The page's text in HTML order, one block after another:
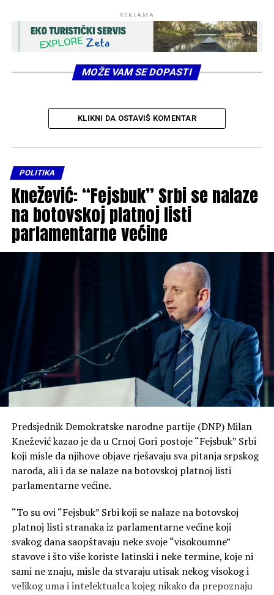
REKLAMA
MOŽE VAM SE DOPASTI
KLIKNI DA OSTAVIŠ KOMENTAR
POLITIKA
Knežević: “Fejsbuk” Srbi se nalaze
na botovskoj platnoj listi
parlamentarne većine
Predsjednik Demokratske narodne partije (DNP) Milan
Knežević kazao je da u Crnoj Gori postoje “Fejsbuk” Srbi
koji misle da njihove objave rješavaju sva pitanja srpskog
naroda, ali i da se nalaze na botovskoj platnoj listi
parlamentarne većine.
“To su ovi “Fejsbuk” Srbi koji se nalaze na botovskoj
platnoj listi stranaka iz parlamentarne većine koji
svakog dana saopštavaju neke svoje “visokoumne”
stavove i što više koriste latinski i neke termine, koje ni
sami ne znaju, misle da stvaraju utisak nekog visokog i
velikog uma i intelektualca kojeg nikako da prepoznaju